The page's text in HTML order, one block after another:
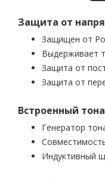
Защита от
Защищен от
Выдерживает
Защита от
Защита от
Встроенный
Генератор
Индуктивный